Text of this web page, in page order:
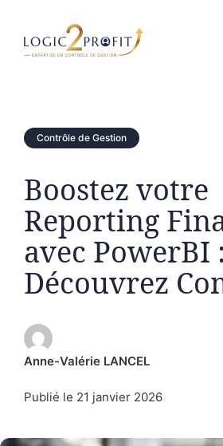
contenu
Contrôle de Gestion
Boostez votre
Reporting
avec PowerBI :
Découvrez
Anne-Valérie LANCEL
Publié le 21 janvier 2026